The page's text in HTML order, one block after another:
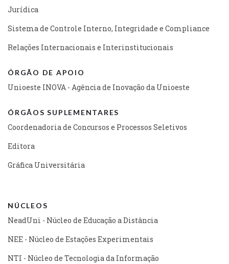
Jurídica
Sistema de Controle Interno, Integridade e Compliance
Relações Internacionais e Interinstitucionais
ÓRGÃO DE APOIO
Unioeste INOVA - Agência de Inovação da Unioeste
ÓRGÃOS SUPLEMENTARES
Coordenadoria de Concursos e Processos Seletivos
Editora
Gráfica Universitária
NÚCLEOS
NeadUni - Núcleo de Educação a Distância
NEE - Núcleo de Estações Experimentais
NTI - Núcleo de Tecnologia da Informação